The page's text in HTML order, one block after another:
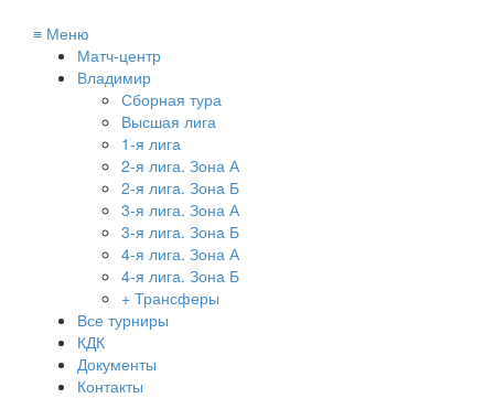
≡ Меню
Матч-центр
Владимир
Сборная тура
Высшая лига
1-я лига
2-я лига. Зона А
2-я лига. Зона Б
3-я лига. Зона А
3-я лига. Зона Б
4-я лига. Зона А
4-я лига. Зона Б
+ Трансферы
Все турниры
КДК
Документы
Контакты